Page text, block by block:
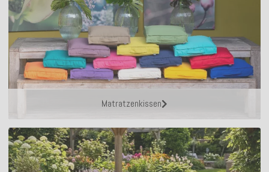
Matratzenkissen